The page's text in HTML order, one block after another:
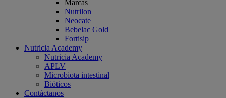
Marcas
Nutrilon
Neocate
Bebelac Gold
Fortisip
Nutricia Academy
Nutricia Academy
APLV
Microbiota intestinal
Bióticos
Contáctanos